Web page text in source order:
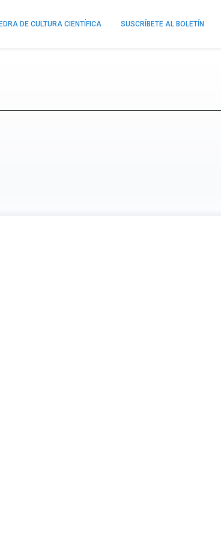
DE CULTURA CIENTÍFICA SUSCRÍBETE AL BOLETÍN